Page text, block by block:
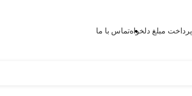
پرداخت مبلغ دلخواهتماس با ما